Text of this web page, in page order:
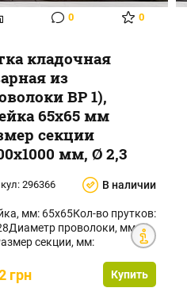
0 0
кладочная
из
ВР 1),
65х65 мм
секции
мм, Ø 2,3
296366 В наличии
мм: 65х65Кол-во прутков:
проволоки, мм: Ø
секции, мм:
грн Купить